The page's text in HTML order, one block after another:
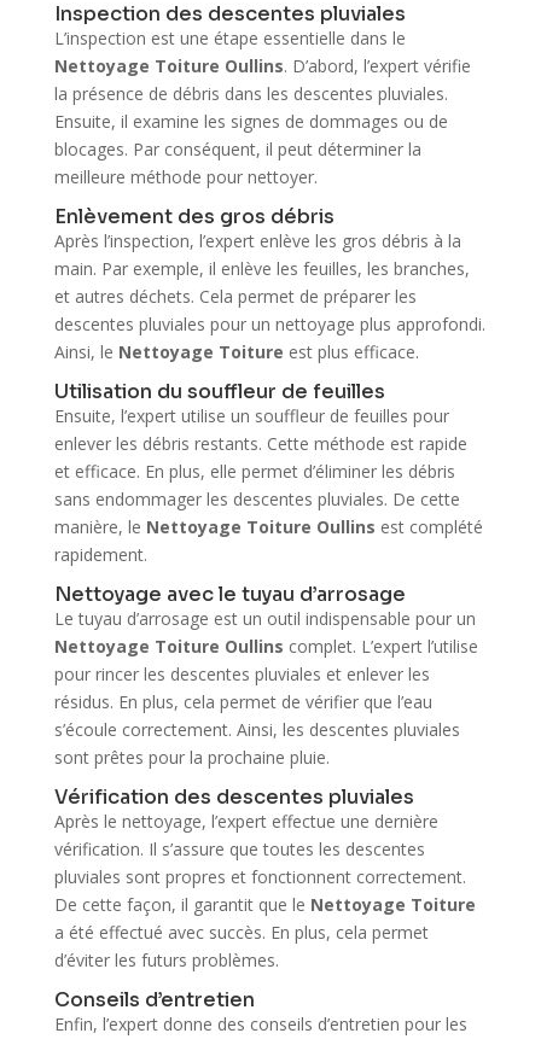
Inspection des descentes pluviales
L’inspection est une étape essentielle dans le
Nettoyage Toiture Oullins. D’abord, l’expert vérifie
la présence de débris dans les descentes pluviales.
Ensuite, il examine les signes de dommages ou de
blocages. Par conséquent, il peut déterminer la
meilleure méthode pour nettoyer.
Enlèvement des gros débris
Après l’inspection, l’expert enlève les gros débris à la
main. Par exemple, il enlève les feuilles, les branches,
et autres déchets. Cela permet de préparer les
descentes pluviales pour un nettoyage plus approfondi.
Ainsi, le Nettoyage Toiture est plus efficace.
Utilisation du souffleur de feuilles
Ensuite, l’expert utilise un souffleur de feuilles pour
enlever les débris restants. Cette méthode est rapide
et efficace. En plus, elle permet d’éliminer les débris
sans endommager les descentes pluviales. De cette
manière, le Nettoyage Toiture Oullins est complété
rapidement.
Nettoyage avec le tuyau d’arrosage
Le tuyau d’arrosage est un outil indispensable pour un
Nettoyage Toiture Oullins complet. L’expert l’utilise
pour rincer les descentes pluviales et enlever les
résidus. En plus, cela permet de vérifier que l’eau
s’écoule correctement. Ainsi, les descentes pluviales
sont prêtes pour la prochaine pluie.
Vérification des descentes pluviales
Après le nettoyage, l’expert effectue une dernière
vérification. Il s’assure que toutes les descentes
pluviales sont propres et fonctionnent correctement.
De cette façon, il garantit que le Nettoyage Toiture
a été effectué avec succès. En plus, cela permet
d’éviter les futurs problèmes.
Conseils d’entretien
Enfin, l’expert donne des conseils d’entretien pour les